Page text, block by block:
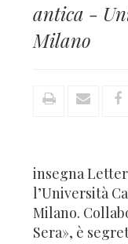
antica -
Milano
insegna
l’Università
Milano.
Sera», è